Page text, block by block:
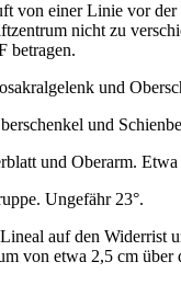
von einer Linie vor der
nicht zu
betragen.
und
und
und Oberarm. Etwa
Ungefähr 23°.
auf den Widerrist
von etwa 2,5 cm über